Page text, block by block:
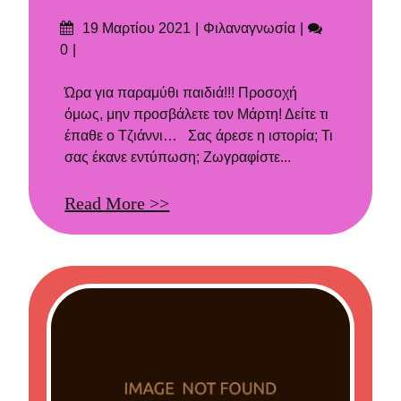
Δημοσιεύτηκε
στις
19 Μαρτίου 2021 Categories
Φιλαναγνωσία
0
Ώρα για παραμύθι παιδιά!!! Προσοχή
όμως, μην προσβάλετε τον Μάρτη! Δείτε τι
έπαθε ο Τζιάννι… Σας άρεσε η ιστορία; Τι
σας έκανε εντύπωση; Ζωγραφίστε...
Read More >>